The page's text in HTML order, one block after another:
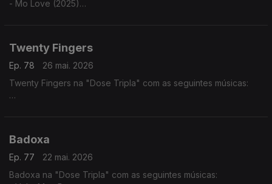
- Mo Love (2025)
Twenty Fingers
Ep. 78
26 mai. 2026
Twenty Fingers na "Dose Tripla" com as seguintes músicas:
Badoxa
Ep. 77
22 mai. 2026
Badoxa na "Dose Tripla" com as seguintes músicas: